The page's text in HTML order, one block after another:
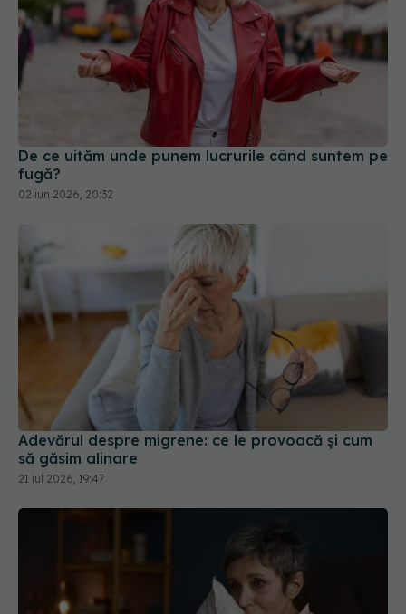
De ce uităm unde punem lucrurile când suntem pe
fugă?
02 iun 2026, 20:32
Adevărul despre migrene: ce le provoacă și cum
să găsim alinare
21 iul 2026, 19:47